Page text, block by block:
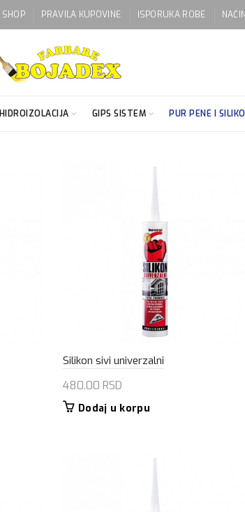
SHOP PRAVILA KUPOVINE ISPORUKA ROBE
HIDROIZOLACIJA GIPS SISTEM PUR PENE I
Silikon sivi univerzalni
480.00 RSD
Dodaj u korpu